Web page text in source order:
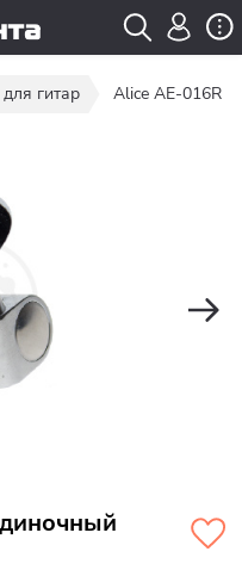
гитар Alice AE-016R